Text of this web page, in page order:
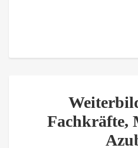
Fachkräfte,